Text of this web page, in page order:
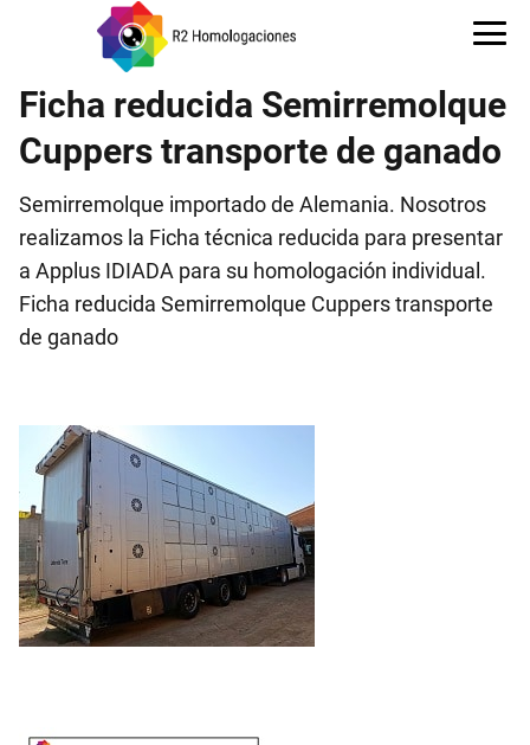
Ficha reducida Semirremolque
Cuppers transporte de ganado
Semirremolque importado de Alemania. Nosotros
realizamos la Ficha técnica reducida para presentar
a Applus IDIADA para su homologación individual.
Ficha reducida Semirremolque Cuppers transporte
de ganado